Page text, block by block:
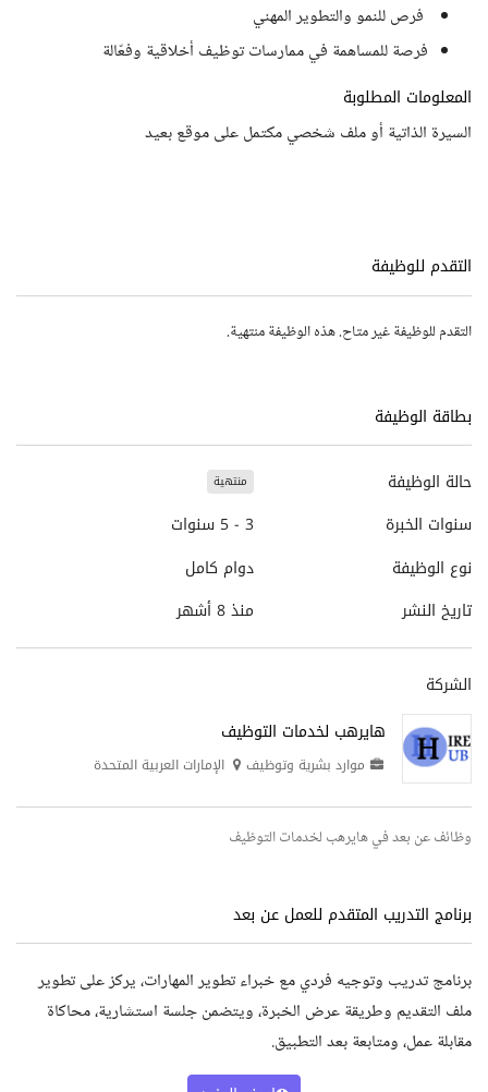
فرص للنمو والتطوير المهني
فرصة للمساهمة في ممارسات توظيف أخلاقية وفعّالة
المعلومات المطلوبة
السيرة الذاتية أو ملف شخصي مكتمل على موقع بعيد
التقدم للوظيفة
التقدم للوظيفة غير متاح. هذه الوظيفة منتهية.
بطاقة الوظيفة
حالة الوظيفة منتهية
سنوات الخبرة
3 - 5 سنوات
نوع الوظيفة
دوام كامل
تاريخ النشر
منذ 8 أشهر
الشركة
هايرهب لخدمات التوظيف
موارد بشرية وتوظيف الإمارات العربية المتحدة
وظائف عن بعد في هايرهب لخدمات التوظيف
برنامج التدريب المتقدم للعمل عن بعد
برنامج تدريب وتوجيه فردي مع خبراء تطوير المهارات، يركز على تطوير
ملف التقديم وطريقة عرض الخبرة، ويتضمن جلسة استشارية، محاكاة
مقابلة عمل، ومتابعة بعد التطبيق.